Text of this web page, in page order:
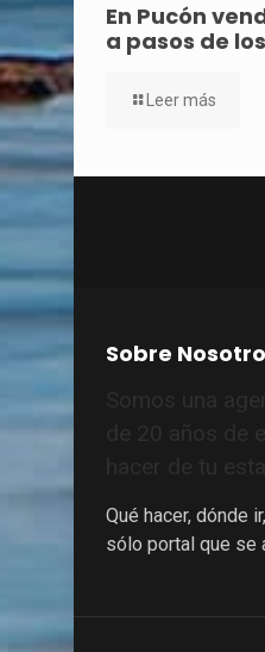
En Pucón
a pasos de
Leer más
Sobre
Qué hacer, dónde
sólo portal que se